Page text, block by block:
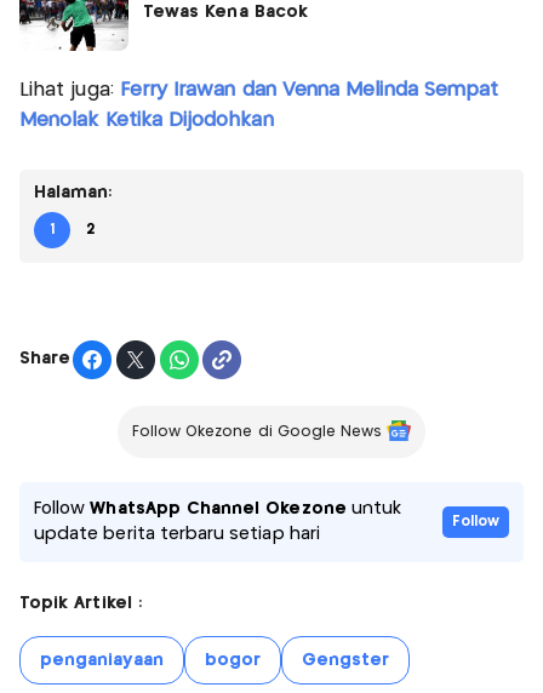
Tewas Kena Bacok
Lihat juga: Ferry Irawan dan Venna Melinda Sempat
Menolak Ketika Dijodohkan
Halaman:
1 2
Share
Follow Okezone di Google News
FollowWhatsApp Channel Okezone untuk
update berita terbaru setiap hari
Follow
Topik Artikel :
penganiayaan bogor Gengster